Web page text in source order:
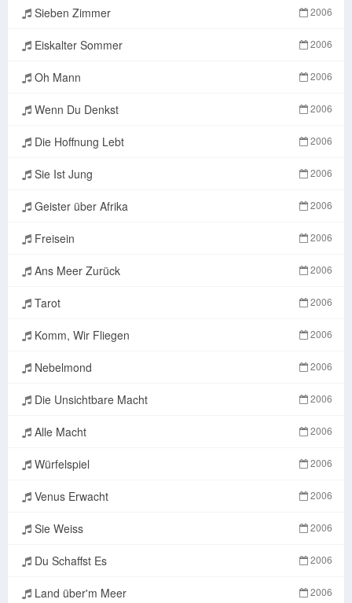
Sieben Zimmer 2006
Eiskalter Sommer 2006
Oh Mann 2006
Wenn Du Denkst 2006
Die Hoffnung Lebt 2006
Sie Ist Jung 2006
Geister über Afrika 2006
Freisein 2006
Ans Meer Zurück 2006
Tarot 2006
Komm, Wir Fliegen 2006
Nebelmond 2006
Die Unsichtbare Macht 2006
Alle Macht 2006
Würfelspiel 2006
Venus Erwacht 2006
Sie Weiss 2006
Du Schaffst Es 2006
Land über'm Meer 2006